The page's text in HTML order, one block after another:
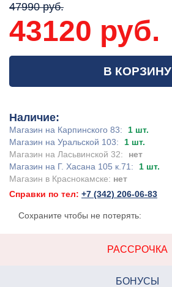
47990 руб.
43120 руб.
В КОРЗИНУ
Наличие:
Магазин на Карпинского 83:
1 шт.
Магазин на Уральской 103:
1 шт.
Магазин на Ласьвинской 32:
нет
Магазин на Г. Хасана 105 к.71:
1 шт.
Магазин в Краснокамске: нет
Справки по тел: +7 (342) 206-06-83
Сохраните чтобы не потерять:
РАССРОЧКА
БОНУСЫ